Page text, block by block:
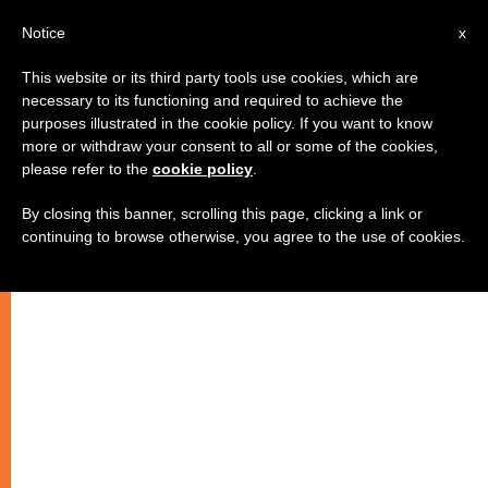
تصويب
احتفالات البابا
x
Notice
This website or its third party tools use cookies, which are
necessary to its functioning and required to achieve the
purposes illustrated in the cookie policy. If you want to know
more or withdraw your consent to all or some of the cookies,
please refer to the cookie policy
By closing this banner, scrolling this page, clicking a link or
continuing to browse otherwise, you agree to the use of cookies.